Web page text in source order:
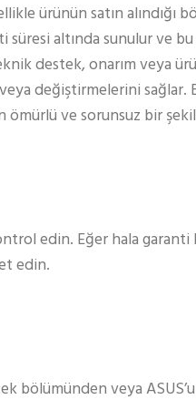
ürünün satın
altında sunulur ve
destek, onarım veya
değiştirmelerini sağlar.
ve sorunsuz bir
edin. Eğer hala
edin.
bölümünden veya